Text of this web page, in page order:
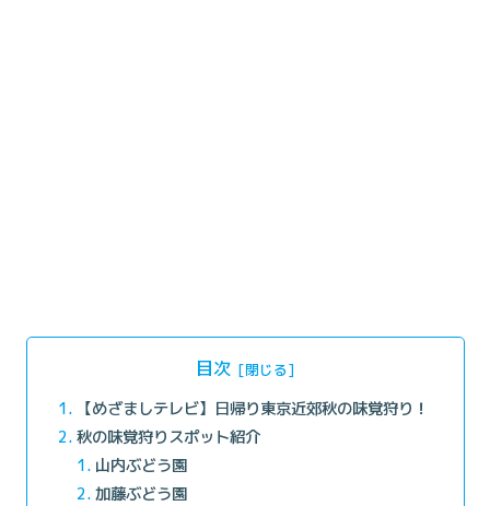
目次
【めざましテレビ】日帰り東京近郊秋の味覚狩り！
秋の味覚狩りスポット紹介
山内ぶどう園
加藤ぶどう園